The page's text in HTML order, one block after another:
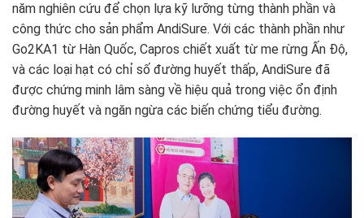
năm nghiên cứu để chọn lựa kỹ lưỡng từng thành phần và
công thức cho sản phẩm AndiSure. Với các thành phần như
Go2KA1 từ Hàn Quốc, Capros chiết xuất từ me rừng Ấn Độ,
và các loại hạt có chỉ số đường huyết thấp, AndiSure đã
được chứng minh lâm sàng về hiệu quả trong việc ổn định
đường huyết và ngăn ngừa các biến chứng tiểu đường.